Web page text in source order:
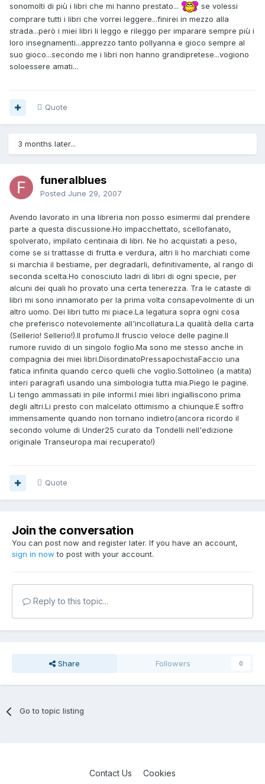
sonomolti di più i libri che mi hanno prestato...
se volessi
comprare tutti i libri che vorrei leggere...finirei in mezzo alla
strada...però i miei libri li leggo e rileggo per imparare sempre più i
loro insegnamenti...apprezzo tanto pollyanna e gioco sempre al
suo gioco...secondo me i libri non hanno grandipretese...vogiono
soloessere amati...
Quote
3 months later...
funeralblues
Posted June 29, 2007
Avendo lavorato in una libreria non posso esimermi dal prendere
parte a questa discussione.Ho impacchettato, scellofanato,
spolverato, impilato centinaia di libri. Ne ho acquistati a peso,
come se si trattasse di frutta e verdura, altri li ho marchiati come
si marchia il bestiame, per degradarli, definitivamente, al rango di
seconda scelta.Ho conosciuto ladri di libri di ogni specie, per
alcuni dei quali ho provato una certa tenerezza. Tra le cataste di
libri mi sono innamorato per la prima volta consapevolmente di un
altro uomo. Dei libri tutto mi piace.La legatura sopra ogni cosa
che preferisco notevolemente all'incollatura.La qualità della carta
(Sellerio! Sellerio!).Il profumo.Il fruscio veloce delle pagine.Il
rumore ruvido di un singolo foglio.Ma sono me stesso anche in
compagnia dei miei libri.DisordinatoPressapochistaFaccio una
fatica infinita quando cerco quelli che voglio.Sottolineo (a matita)
interi paragrafi usando una simbologia tutta mia.Piego le pagine.
Li tengo ammassati in pile informi.I miei libri ingialliscono prima
degli altri.Li presto con malcelato ottimismo a chiunque.E soffro
immensamente quando non tornano indietro(ancora ricordo il
secondo volume di Under25 curato da Tondelli nell'edizione
originale Transeuropa mai recuperato!)
Quote
Join the conversation
You can post now and register later. If you have an account,
sign in now to post with your account.
Reply to this topic...
Share Followers 0
Go to topic listing
Contact Us Cookies